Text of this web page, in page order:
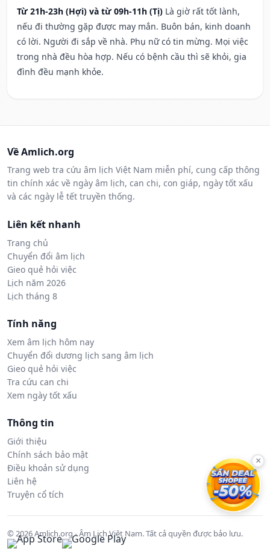
Từ 21h-23h (Hợi) và từ 09h-11h (Tị) Là giờ rất tốt lành,
nếu đi thường gặp được may mắn. Buôn bán, kinh doanh
có lời. Người đi sắp về nhà. Phụ nữ có tin mừng. Mọi việc
trong nhà đều hòa hợp. Nếu có bệnh cầu thì sẽ khỏi, gia
đình đều mạnh khỏe.
Về Amlich.org
Trang web tra cứu âm lịch Việt Nam miễn phí, cung cấp thông
tin chính xác về ngày âm lịch, can chi, con giáp, ngày tốt xấu
và các ngày lễ tết truyền thống.
Liên kết nhanh
Trang chủ
Chuyển đổi âm lịch
Gieo quẻ hỏi việc
Lịch năm 2026
Lịch tháng 8
Tính năng
Xem âm lịch hôm nay
Chuyển đổi dương lịch sang âm lịch
Gieo quẻ hỏi việc
Tra cứu can chi
Xem ngày tốt xấu
Thông tin
Giới thiệu
Chính sách bảo mật
Điều khoản sử dụng
Liên hệ
Truyện cổ tích
© 2026 Amlich.org - Âm Lịch Việt Nam. Tất cả quyền được bảo lưu.
×